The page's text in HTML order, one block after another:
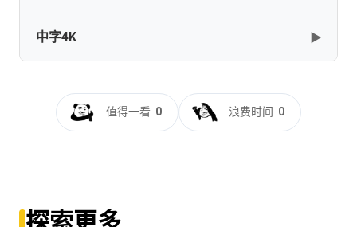
🥇🥈🥉《熊猫计划之部落奇遇记》(2026)【4K/HDR/60帧/
[49.8GB]
中字4K ▶
[国语音轨/简繁英字幕].2026.2160p.HQ.WEB-
DL.H265.DV.60fps.DTS5.1-DreamHD
DL.H265.HQ.DV.60fps.DTS5.1.3Audios-PandaQT
值得一看 0 浪费时间 0